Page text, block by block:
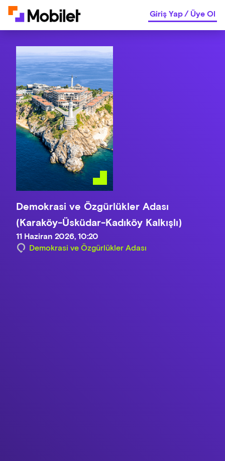
Giriş Yap/Üye Ol
Demokrasi ve Özgürlükler Adası
(Karaköy-Üsküdar-Kadıköy Kalkışlı)
11 Haziran 2026, 10:20
Demokrasi ve Özgürlükler Adası